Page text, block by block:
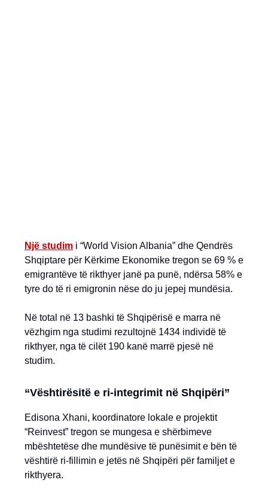
Një studim i “World Vision Albania” dhe Qendrës
Shqiptare për Kërkime Ekonomike tregon se 69 % e
emigrantëve të rikthyer janë pa punë, ndërsa 58% e
tyre do të ri emigronin nëse do ju jepej mundësia.
Në total në 13 bashki të Shqipërisë e marra në
vëzhgim nga studimi rezultojnë 1434 individë të
rikthyer, nga të cilët 190 kanë marrë pjesë në
studim.
“Vështirësitë e ri-integrimit në Shqipëri”
Edisona Xhani, koordinatore lokale e projektit
“Reinvest” tregon se mungesa e shërbimeve
mbështetëse dhe mundësive të punësimit e bën të
vështirë ri-fillimin e jetës në Shqipëri për familjet e
rikthyera.